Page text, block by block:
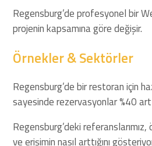
Regensburg’de profesyonel bir
projenin kapsamına göre değişir.
Örnekler & Sektörler
Regensburg’de bir restoran için
sayesinde rezervasyonlar %40
Regensburg’deki
ve erişimin nasıl arttığını